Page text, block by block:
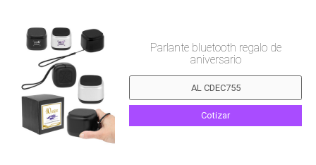
Parlante bluetooth regalo de
aniversario
Cotizar